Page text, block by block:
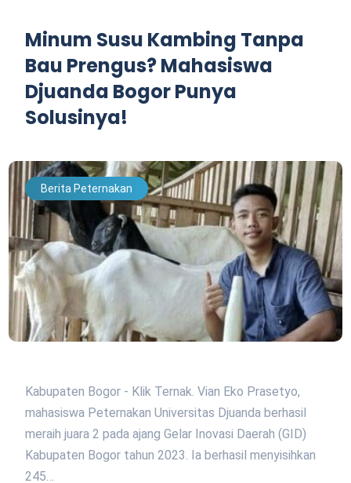
Minum Susu Kambing Tanpa
Bau Prengus? Mahasiswa
Djuanda Bogor Punya
Solusinya!
Berita Peternakan
Kabupaten Bogor - Klik Ternak. Vian Eko Prasetyo,
mahasiswa Peternakan Universitas Djuanda berhasil
meraih juara 2 pada ajang Gelar Inovasi Daerah (GID)
Kabupaten Bogor tahun 2023. Ia berhasil menyisihkan
245…